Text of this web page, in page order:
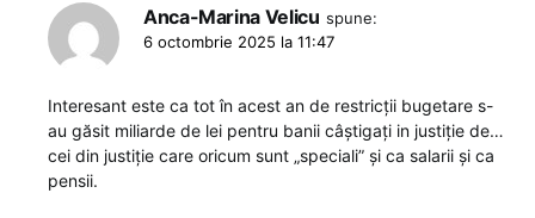
Anca-Marina Velicu spune:
6 octombrie 2025 la 11:47
Interesant este ca tot în acest an de restricții bugetare s-
au găsit miliarde de lei pentru banii câștigați in justiție de…
cei din justiție care oricum sunt „speciali” și ca salarii și ca
pensii.